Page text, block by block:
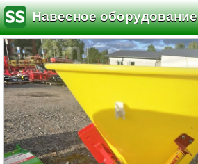
Навесное оборудование